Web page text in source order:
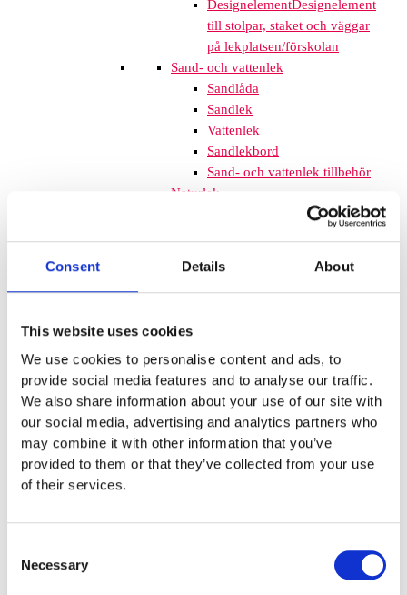
Consent Details About
This website uses cookies
We use cookies to personalise content and ads, to
provide social media features and to analyse our traffic.
We also share information about your use of our site with
our social media, advertising and analytics partners who
may combine it with other information that you’ve
provided to them or that they’ve collected from your use
of their services.
Selection
Necessary
DesignelementDesignelement
till stolpar, staket och väggar
på lekplatsen/förskolan
Sand- och vattenlek
Sandlåda
Sandlek
Vattenlek
Sandlekbord
Sand- och vattenlek tillbehör
Naturlek
Inspringningshinder
Övrigt
tillverkade av fjädrande material som
gör att barnen kan hoppa högt. Att
komplettera lekplatsen med
trampoliner blir ett spännande inslag
som de flesta barnen uppskattar. De
tar inte mycket plats och de fälls ner
i marken så de kan med fördel
springer mellan klätterställningar och